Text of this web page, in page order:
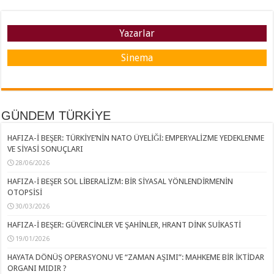
Yazarlar
Sinema
GÜNDEM TÜRKİYE
HAFIZA-İ BEŞER: TÜRKİYE’NİN NATO ÜYELİĞİ: EMPERYALİZME YEDEKLENME
VE SİYASİ SONUÇLARI
28/06/2026
HAFIZA-İ BEŞER SOL LİBERALİZM: BİR SİYASAL YÖNLENDİRMENİN
OTOPSİSİ
30/03/2026
HAFIZA-İ BEŞER: GÜVERCİNLER VE ŞAHİNLER, HRANT DİNK SUİKASTİ
19/01/2026
HAYATA DÖNÜŞ OPERASYONU VE “ZAMAN AŞIMI”: MAHKEME BİR İKTİDAR
ORGANI MIDIR ?